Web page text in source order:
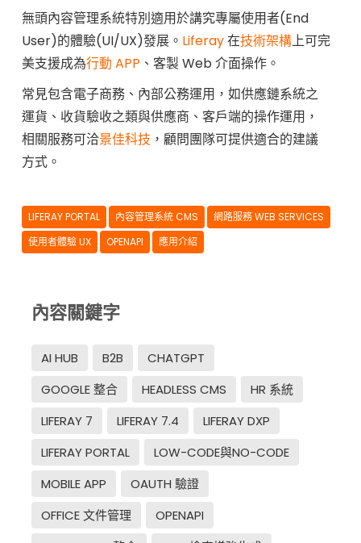
無頭內容管理系統特別適用於講究專屬使用者(End
User)的體驗(UI/UX)發展。 Liferay在技術架構上可完
美支援成為行動 APP 、客製 Web 介面操作。
常見包含電子商務、內部公務運用，如供應鏈系統之
運貨、收貨驗收之類與供應商、客戶端的操作運用，
相關服務可洽景佳科技 ，顧問團隊可提供適合的建議
方式。
LIFERAY PORTAL 內容管理系統 CMS
網路服務 WEB SERVICES
使用者體驗 UX
OPENAPI 應用介紹
內容關鍵字
AI HUB B2B
CHATGPT
GOOGLE 整合
HEADLESS CMS
HR 系統
LIFERAY 7
LIFERAY 7.4
LIFERAY DXP
LIFERAY PORTAL
LOW-CODE與NO-CODE
MOBILE APP
OAUTH 驗證
OFFICE 文件管理
OPENAPI